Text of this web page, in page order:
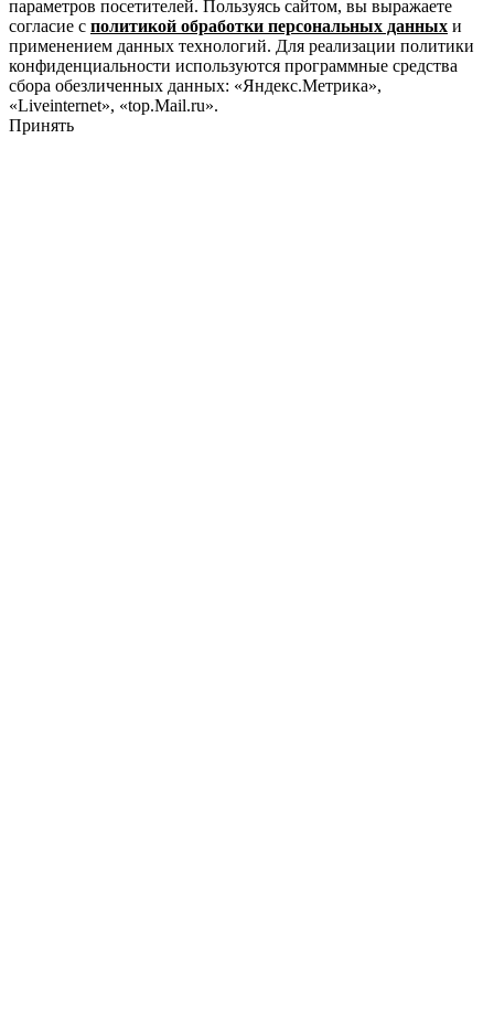
параметров посетителей. Пользуясь сайтом, вы выражаете
согласие с политикой обработки персональных данных и
применением данных технологий. Для реализации политики
конфиденциальности используются программные средства
сбора обезличенных данных: «Яндекс.Метрика»,
«Liveinternet», «top.Mail.ru».
Принять